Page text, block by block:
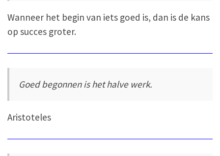
Wanneer het begin van iets goed is, dan is de kans
op succes groter.
Goed begonnen is het halve werk.
Aristoteles